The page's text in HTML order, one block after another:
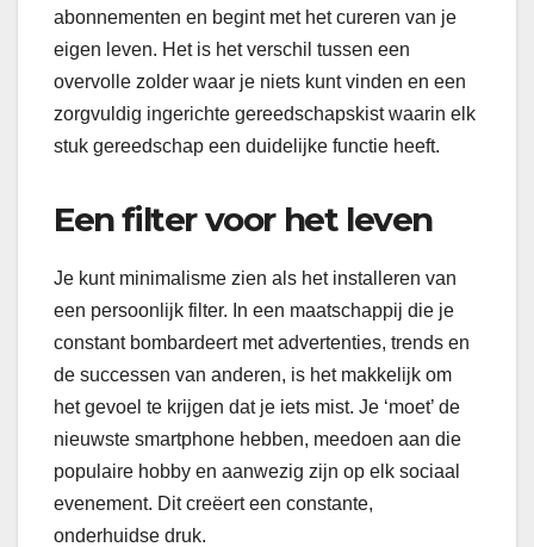
abonnementen en begint met het cureren van je
eigen leven. Het is het verschil tussen een
overvolle zolder waar je niets kunt vinden en een
zorgvuldig ingerichte gereedschapskist waarin elk
stuk gereedschap een duidelijke functie heeft.
Een filter voor het leven
Je kunt minimalisme zien als het installeren van
een persoonlijk filter. In een maatschappij die je
constant bombardeert met advertenties, trends en
de successen van anderen, is het makkelijk om
het gevoel te krijgen dat je iets mist. Je ‘moet’ de
nieuwste smartphone hebben, meedoen aan die
populaire hobby en aanwezig zijn op elk sociaal
evenement. Dit creëert een constante,
onderhuidse druk.